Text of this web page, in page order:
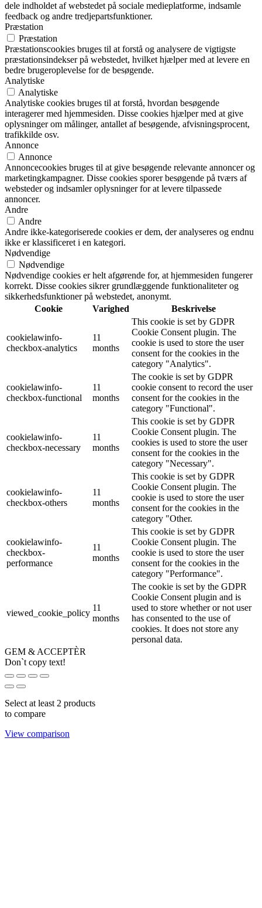
dele indholdet af webstedet på sociale medieplatforme, indsamle
feedback og andre tredjepartsfunktioner.
Præstation
Præstation
Præstationscookies bruges til at forstå og analysere de vigtigste
præstationsindekser på webstedet, hvilket hjælper med at levere en
bedre brugeroplevelse for de besøgende.
Analytiske
Analytiske
Analytiske cookies bruges til at forstå, hvordan besøgende
interagerer med hjemmesiden. Disse cookies hjælper med at give
oplysninger om målinger, antallet af besøgende, afvisningsprocent,
trafikkilde osv.
Annonce
Annonce
Annoncecookies bruges til at give besøgende relevante annoncer og
marketingkampagner. Disse cookies sporer besøgende på tværs af
websteder og indsamler oplysninger for at levere tilpassede
annoncer.
Andre
Andre
Andre ikke-kategoriserede cookies er dem, der analyseres og endnu
ikke er klassificeret i en kategori.
Nødvendige
Nødvendige
Nødvendige cookies er helt afgørende for, at hjemmesiden fungerer
korrekt. Disse cookies sikrer grundlæggende funktionaliteter og
sikkerhedsfunktioner på webstedet, anonymt.
Cookie
Varighed Beskrivelse
cookielawinfo-
checkbox-analytics
11
months
This cookie is set by GDPR
Cookie Consent plugin. The
cookie is used to store the user
consent for the cookies in the
category "Analytics".
cookielawinfo-
checkbox-functional
11
months
The cookie is set by GDPR
cookie consent to record the user
consent for the cookies in the
category "Functional".
cookielawinfo-
checkbox-necessary
11
months
This cookie is set by GDPR
Cookie Consent plugin. The
cookies is used to store the user
consent for the cookies in the
category "Necessary".
cookielawinfo-
checkbox-others
11
months
This cookie is set by GDPR
Cookie Consent plugin. The
cookie is used to store the user
consent for the cookies in the
category "Other.
cookielawinfo-
checkbox-
performance
11
months
This cookie is set by GDPR
Cookie Consent plugin. The
cookie is used to store the user
consent for the cookies in the
category "Performance".
viewed_cookie_policy
11
months
The cookie is set by the GDPR
Cookie Consent plugin and is
used to store whether or not user
has consented to the use of
cookies. It does not store any
personal data.
GEM & ACCEPTÈR
Don`t copy text!
Select at least 2 products
to compare
View comparison